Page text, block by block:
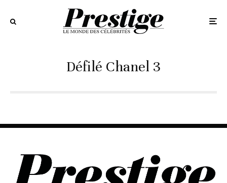
Défilé Chanel 3